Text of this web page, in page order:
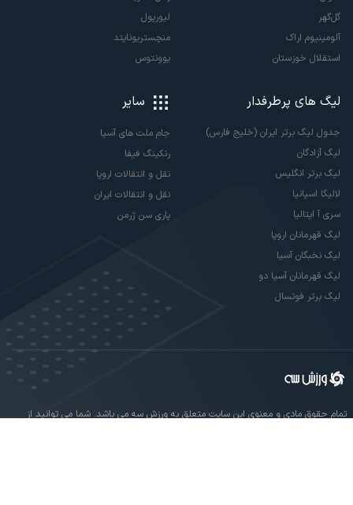
گل‌گهر
آلومینیوم اراک
استقلال خوزستان
لیورپول
منچستریونایتد
یوونتوس
لیگ های پرطرفدار
جدول لیگ برتر ایران (خلیج فارس)
لیگ آزادگان
لیگ برتر انگلیس
لالیگا اسپانیا
سری آ ایتالیا
لیگ قهرمانان اروپا
لیگ نخبگان آسیا
لیگ قهرمانان آسیا دو
لیگ برتر فوتسال
سایر
جام ملت های آسیا
رنکینگ فیفا
نقل و انتقالات اروپا
نقل و انتقالات ایران
پاری سن ژرمن
تمام حقوق مادی و معنوی این سایت متعلق به ورزش سه می باشد. شما می توانید از